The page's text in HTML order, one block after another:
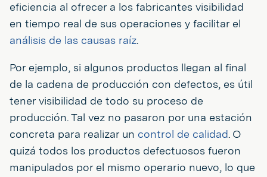
eficiencia al ofrecer a los fabricantes visibilidad
en tiempo real de sus operaciones y facilitar el
análisis de las causas raíz.
Por ejemplo, si algunos productos llegan al final
de la cadena de producción con defectos, es útil
tener visibilidad de todo su proceso de
producción. Tal vez no pasaron por una estación
concreta para realizar un control de calidad. O
quizá todos los productos defectuosos fueron
manipulados por el mismo operario nuevo, lo que